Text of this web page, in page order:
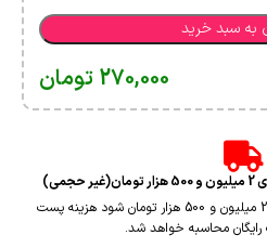
به سبد خرید
270,000 تومان
چنانچه جمع سبد خرید شما بالای 2 میلیون و 500 هزار تومان شود هزینه پست
محاسبه خواهد شد.